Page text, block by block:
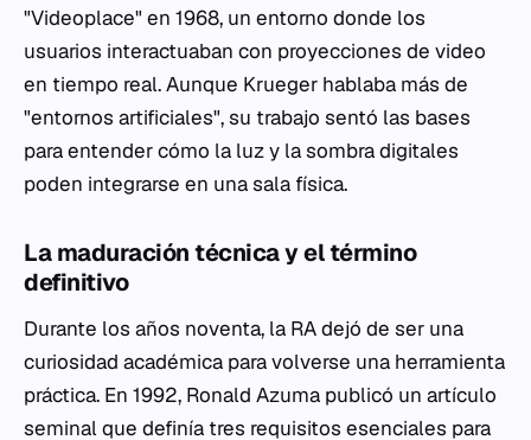
"Videoplace" en 1968, un entorno donde los
usuarios interactuaban con proyecciones de video
en tiempo real. Aunque Krueger hablaba más de
"entornos artificiales", su trabajo sentó las bases
para entender cómo la luz y la sombra digitales
poden integrarse en una sala física.
La maduración técnica y el término
definitivo
Durante los años noventa, la RA dejó de ser una
curiosidad académica para volverse una herramienta
práctica. En 1992, Ronald Azuma publicó un artículo
seminal que definía tres requisitos esenciales para